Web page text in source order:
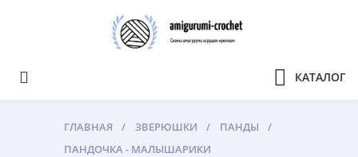
КАТАЛОГ
ГЛАВНАЯ ЗВЕРЮШКИ
ПАНДЫ
ПАНДОЧКА - МАЛЫШАРИКИ